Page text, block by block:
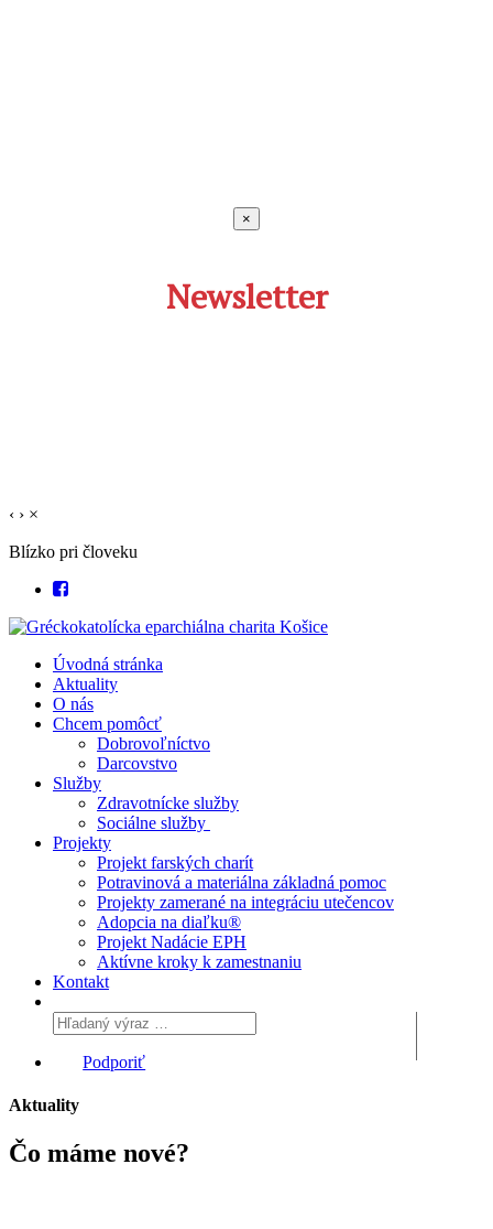
×
Newsletter
‹ › ×
Blízko pri človeku
Úvodná stránka
Aktuality
O nás
Chcem pomôcť
Dobrovoľníctvo
Darcovstvo
Služby
Zdravotnícke služby
Sociálne služby
Projekty
Projekt farských charít
Potravinová a materiálna základná pomoc
Projekty zamerané na integráciu utečencov
Adopcia na diaľku®
Projekt Nadácie EPH
Aktívne kroky k zamestnaniu
Kontakt
Podporiť
Aktuality
Čo máme nové?